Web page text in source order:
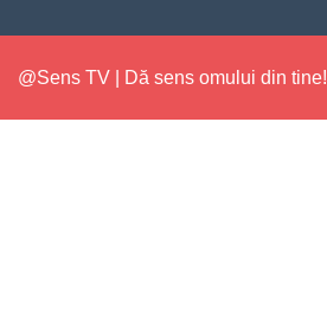
@Sens TV | Dă sens omului din tine!